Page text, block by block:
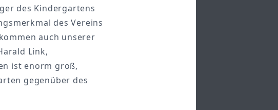
des Kindergartens
des Vereins
auch unserer
Link,
ist enorm groß,
gegenüber des